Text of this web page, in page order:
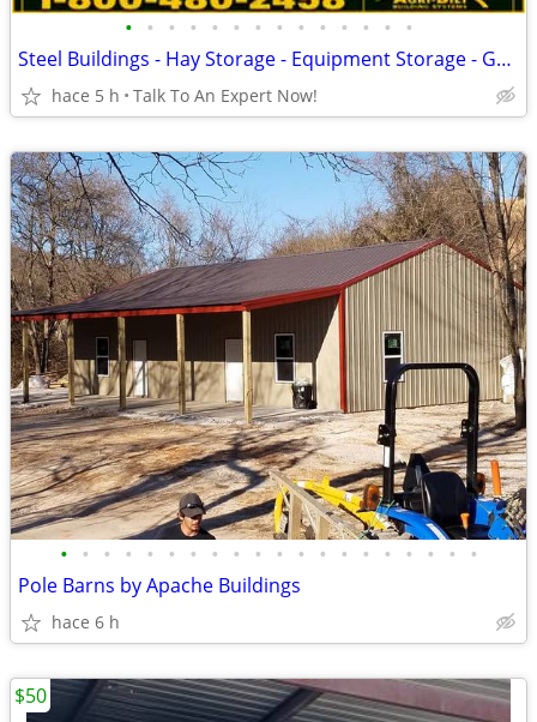
• • • • • • • • • • • • • •
Steel Buildings - Hay Storage - Equipment Storage - Grain Storage
hace 5 h Talk To An Expert Now!
• • • • • • • • • • • • • • • • • • • •
Pole Barns by Apache Buildings
hace 6 h
$50